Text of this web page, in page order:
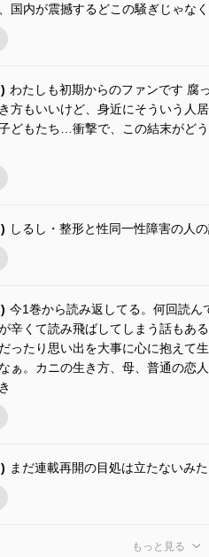
国内が震撼するどこの騒ぎじゃなく
わたしも初期からのファンです 腐
方もいいけど、身近にそういう人
どもたち…衝撃で、この結末がど
しるし・整形と性同一性障害の人
今1巻から読み返してる。何回読ん
辛くて読み飛ばしてしまう話もあ
ったり思い出を大事に心に抱えて
ぁ。カニの生き方、母、普通の恋
まだ連載再開の目処は立たないみ
もっと見る